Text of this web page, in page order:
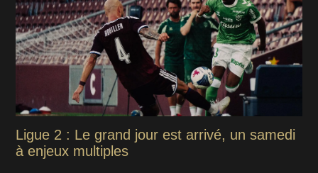
Ligue 2 : Le grand jour est arrivé, un samedi
à enjeux multiples